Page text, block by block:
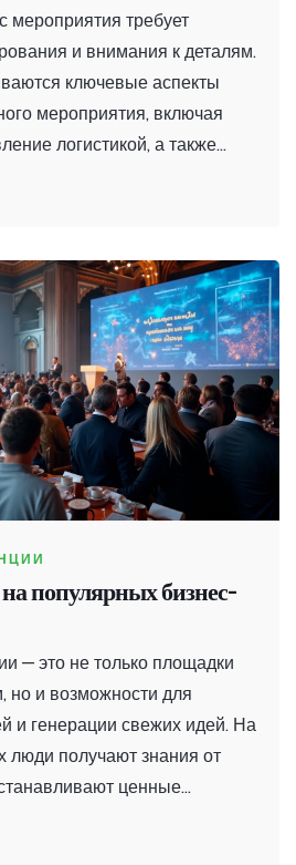
мероприятия требует
и внимания к деталям.
ключевые аспекты
мероприятия, включая
логистикой, а также
современных
к успеху.
популярных бизнес-
— это не только площадки
но и возможности для
и генерации свежих идей. На
люди получают знания от
ценные